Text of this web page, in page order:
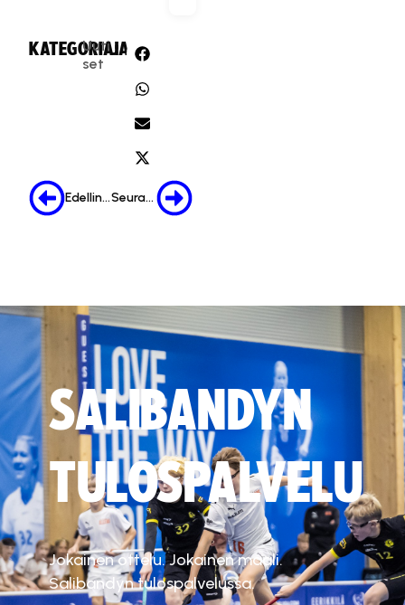
KATEGORIA:
Uuti
set
JAA:
Edellinen Seuraava
SALIBANDYN
TULOSPALVELU
Jokainen ottelu. Jokainen maali.
Salibandyn tulospalvelussa.